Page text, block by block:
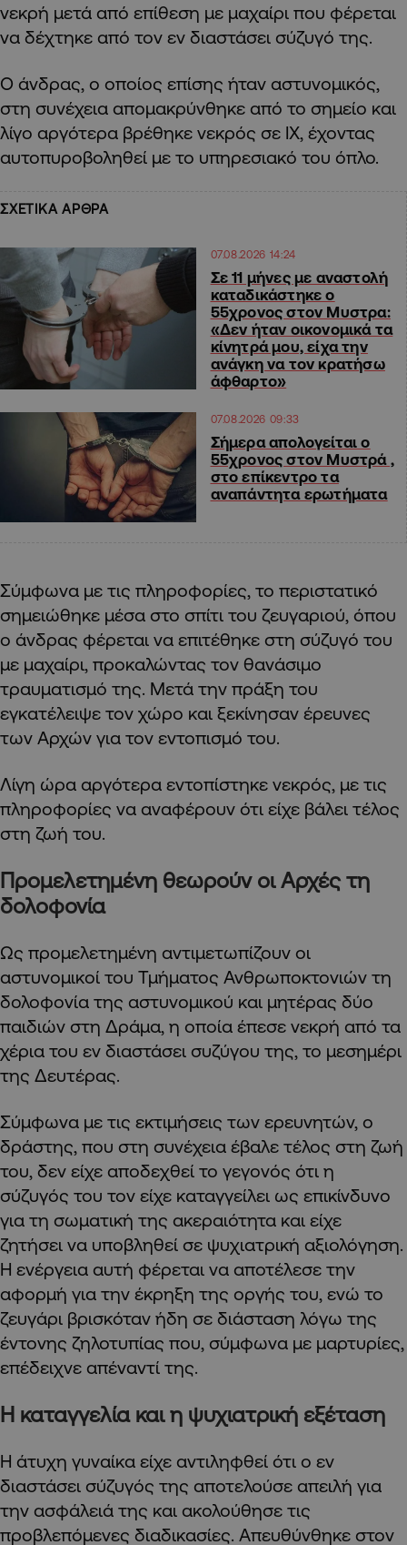
νεκρή μετά από επίθεση με μαχαίρι που φέρεται
να δέχτηκε από τον εν διαστάσει σύζυγό της.
Ο άνδρας, ο οποίος επίσης ήταν αστυνομικός,
στη συνέχεια απομακρύνθηκε από το σημείο και
λίγο αργότερα βρέθηκε νεκρός σε ΙΧ, έχοντας
αυτοπυροβοληθεί με το υπηρεσιακό του όπλο.
ΣΧΕΤΙΚΑ ΑΡΘΡΑ
07.08.2026 14:24
Σε 11 μήνες με αναστολή
καταδικάστηκε ο
55χρονος στον Μυστρα:
«Δεν ήταν οικονομικά τα
κίνητρά μου, είχα την
ανάγκη να τον κρατήσω
άφθαρτο»
07.08.2026 09:33
Σήμερα απολογείται ο
55χρονος στον Μυστρά ,
στο επίκεντρο τα
αναπάντητα ερωτήματα
Σύμφωνα με τις πληροφορίες, το περιστατικό
σημειώθηκε μέσα στο σπίτι του ζευγαριού, όπου
ο άνδρας φέρεται να επιτέθηκε στη σύζυγό του
με μαχαίρι, προκαλώντας τον θανάσιμο
τραυματισμό της. Μετά την πράξη του
εγκατέλειψε τον χώρο και ξεκίνησαν έρευνες
των Αρχών για τον εντοπισμό του.
Λίγη ώρα αργότερα εντοπίστηκε νεκρός, με τις
πληροφορίες να αναφέρουν ότι είχε βάλει τέλος
στη ζωή του.
Προμελετημένη θεωρούν οι Αρχές τη
δολοφονία
Ως προμελετημένη αντιμετωπίζουν οι
αστυνομικοί του Τμήματος Ανθρωποκτονιών τη
δολοφονία της αστυνομικού και μητέρας δύο
παιδιών στη Δράμα, η οποία έπεσε νεκρή από τα
χέρια του εν διαστάσει συζύγου της, το μεσημέρι
της Δευτέρας.
Σύμφωνα με τις εκτιμήσεις των ερευνητών, ο
δράστης, που στη συνέχεια έβαλε τέλος στη ζωή
του, δεν είχε αποδεχθεί το γεγονός ότι η
σύζυγός του τον είχε καταγγείλει ως επικίνδυνο
για τη σωματική της ακεραιότητα και είχε
ζητήσει να υποβληθεί σε ψυχιατρική αξιολόγηση.
Η ενέργεια αυτή φέρεται να αποτέλεσε την
αφορμή για την έκρηξη της οργής του, ενώ το
ζευγάρι βρισκόταν ήδη σε διάσταση λόγω της
έντονης ζηλοτυπίας που, σύμφωνα με μαρτυρίες,
επέδειχνε απέναντί της.
Η καταγγελία και η ψυχιατρική εξέταση
Η άτυχη γυναίκα είχε αντιληφθεί ότι ο εν
διαστάσει σύζυγός της αποτελούσε απειλή για
την ασφάλειά της και ακολούθησε τις
προβλεπόμενες διαδικασίες. Απευθύνθηκε στον